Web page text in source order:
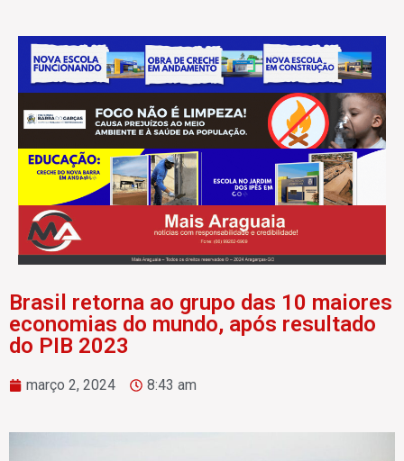
Brasil retorna ao grupo das 10 maiores
economias do mundo, após resultado
do PIB 2023
março 2, 2024 8:43 am